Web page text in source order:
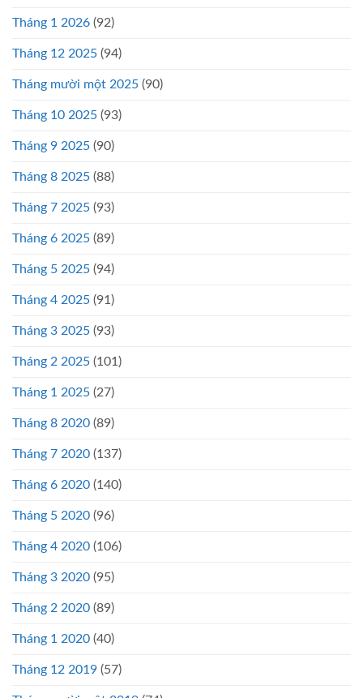
Tháng 1 2026 (92)
Tháng 12 2025 (94)
Tháng mười một 2025 (90)
Tháng 10 2025 (93)
Tháng 9 2025 (90)
Tháng 8 2025 (88)
Tháng 7 2025 (93)
Tháng 6 2025 (89)
Tháng 5 2025 (94)
Tháng 4 2025 (91)
Tháng 3 2025 (93)
Tháng 2 2025 (101)
Tháng 1 2025 (27)
Tháng 8 2020 (89)
Tháng 7 2020 (137)
Tháng 6 2020 (140)
Tháng 5 2020 (96)
Tháng 4 2020 (106)
Tháng 3 2020 (95)
Tháng 2 2020 (89)
Tháng 1 2020 (40)
Tháng 12 2019 (57)